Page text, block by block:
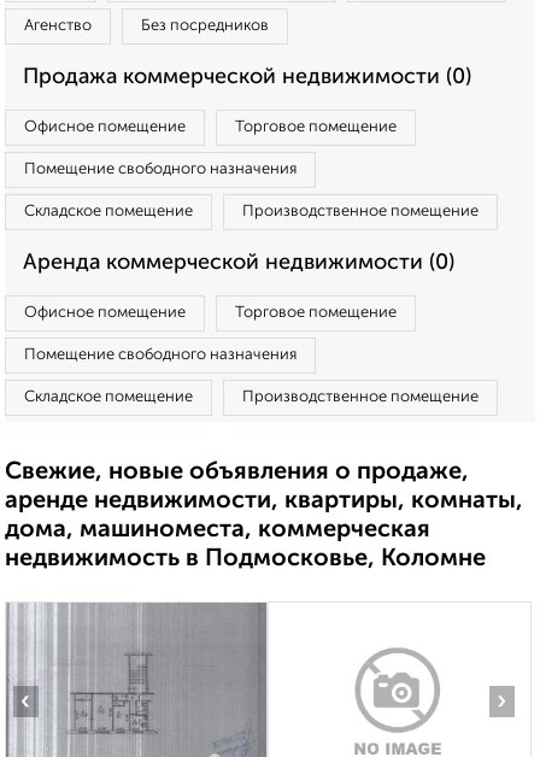
Агенство Без посредников
Продажа коммерческой недвижимости (0)
Офисное помещение Торговое помещение
Помещение свободного назначения
Складское помещение Производственное помещение
Аренда коммерческой недвижимости (0)
Офисное помещение Торговое помещение
Помещение свободного назначения
Складское помещение Производственное помещение
Свежие, новые объявления о продаже,
аренде недвижимости, квартиры, комнаты,
дома, машиноместа, коммерческая
недвижимость в Подмосковье, Коломне
‹ ›